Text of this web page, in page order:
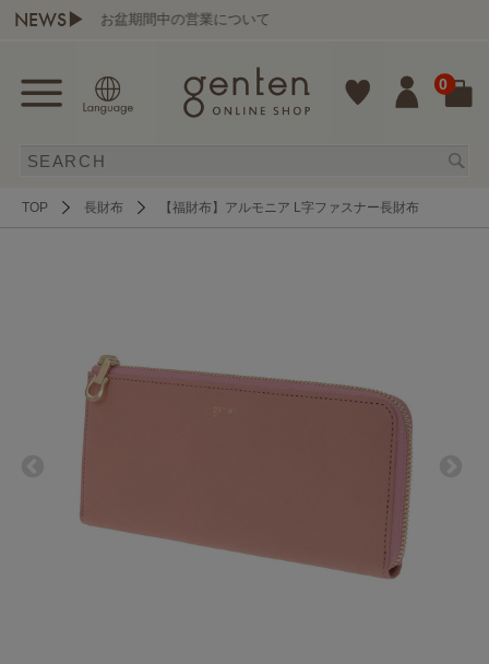
NEWS▶お盆期間中の営業について
0
TOP 長財布 【福財布】アルモニア L字ファスナー長財布